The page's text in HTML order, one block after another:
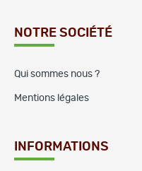
NOTRE SOCIÉTÉ
Qui sommes nous ?
Mentions légales
INFORMATIONS